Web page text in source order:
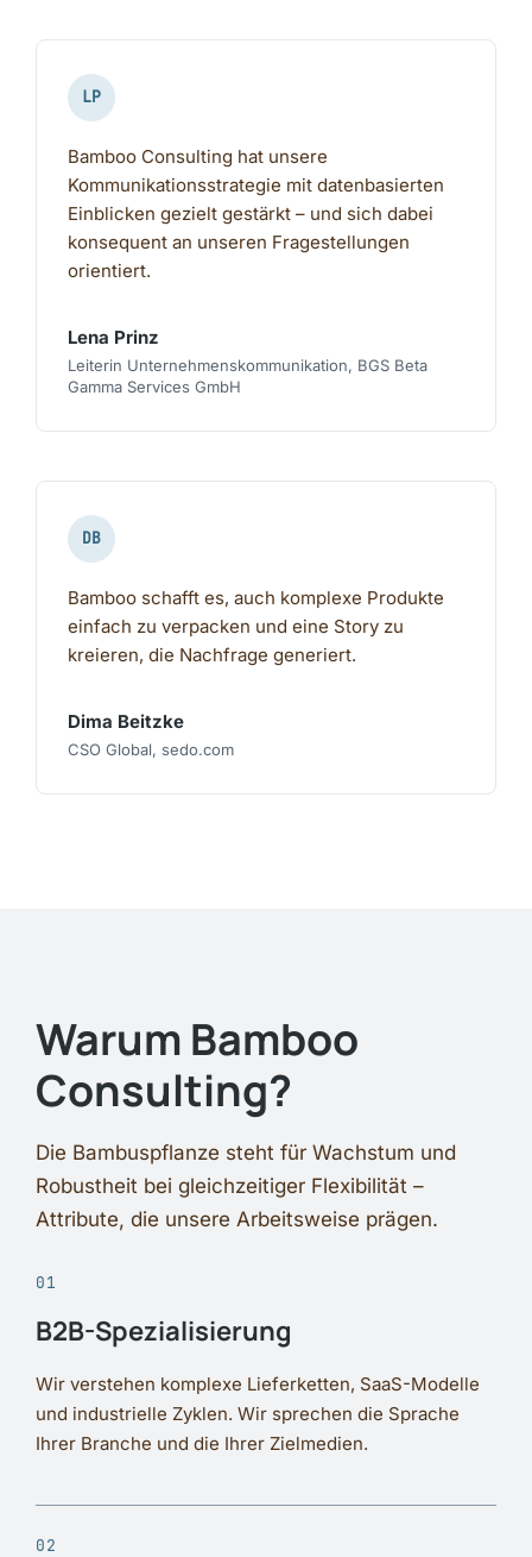
LP
Bamboo Consulting hat unsere
Kommunikationsstrategie mit datenbasierten
Einblicken gezielt gestärkt – und sich dabei
konsequent an unseren Fragestellungen
orientiert.
Lena Prinz
Leiterin Unternehmenskommunikation, BGS Beta
Gamma Services GmbH
DB
Bamboo schafft es, auch komplexe Produkte
einfach zu verpacken und eine Story zu
kreieren, die Nachfrage generiert.
Dima Beitzke
CSO Global, sedo.com
Warum Bamboo
Consulting?
Die Bambuspflanze steht für Wachstum und
Robustheit bei gleichzeitiger Flexibilität –
Attribute, die unsere Arbeitsweise prägen.
01
B2B-Spezialisierung
Wir verstehen komplexe Lieferketten, SaaS-Modelle
und industrielle Zyklen. Wir sprechen die Sprache
Ihrer Branche und die Ihrer Zielmedien.
02